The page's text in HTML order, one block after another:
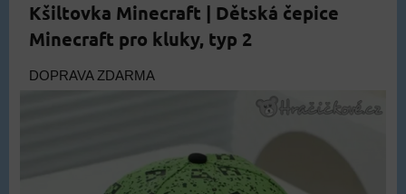
Kšiltovka Minecraft | Dětská čepice
Minecraft pro kluky, typ 2
DOPRAVA ZDARMA